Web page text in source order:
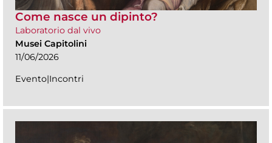
Come nasce un dipinto?
Laboratorio dal vivo
Musei Capitolini
11/06/2026
Evento|Incontri